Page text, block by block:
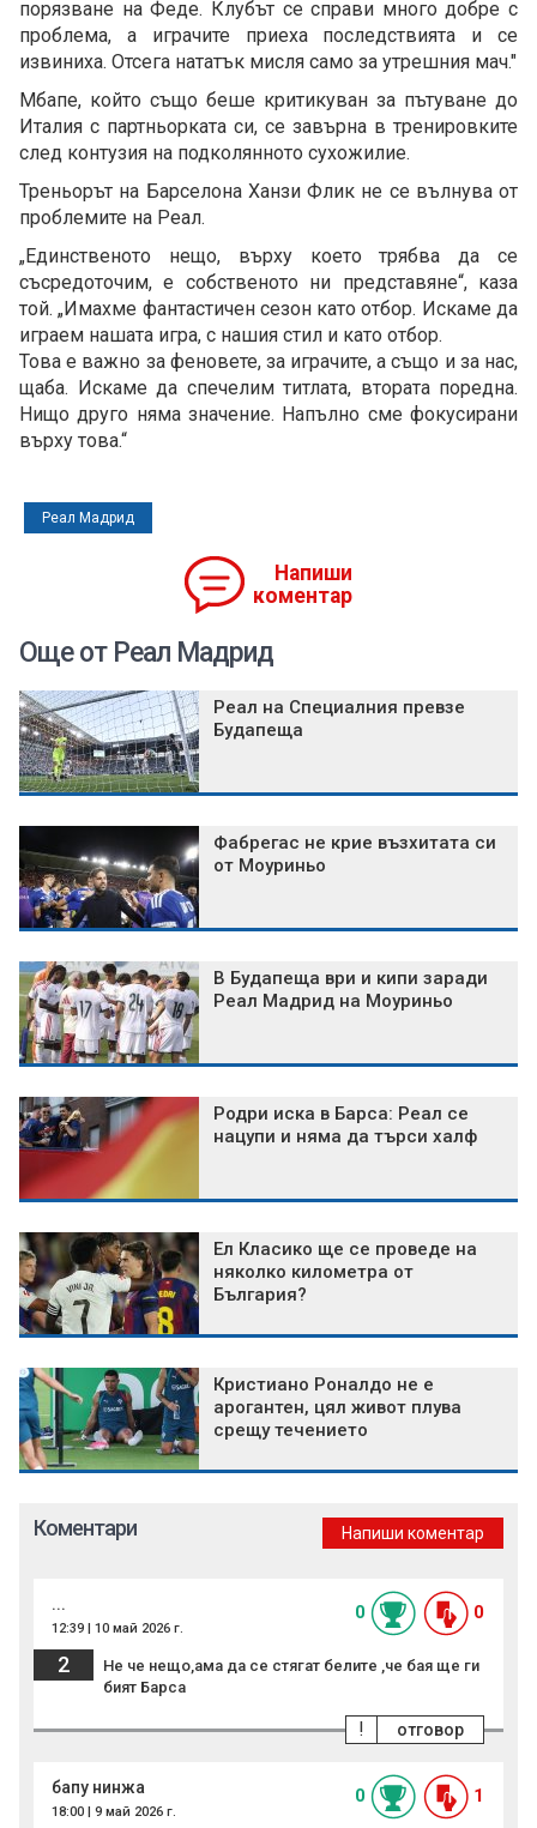
порязване на Феде. Клубът се справи много добре с
проблема, а играчите приеха последствията и се
извиниха. Отсега нататък мисля само за утрешния мач."
Мбапе, който също беше критикуван за пътуване до
Италия с партньорката си, се завърна в тренировките
след контузия на подколянното сухожилие.
Треньорът на Барселона Ханзи Флик не се вълнува от
проблемите на Реал.
„Единственото нещо, върху което трябва да се
съсредоточим, е собственото ни представяне“, каза
той. „Имахме фантастичен сезон като отбор. Искаме да
играем нашата игра, с нашия стил и като отбор.
Това е важно за феновете, за играчите, а също и за нас,
щаба. Искаме да спечелим титлата, втората поредна.
Нищо друго няма значение. Напълно сме фокусирани
върху това.“
Реал Мадрид
Напиши
коментар
Още от Реал Мадрид
Реал на Специалния превзе
Будапеща
Фабрегас не крие възхитата си
от Моуриньо
В Будапеща ври и кипи заради
Реал Мадрид на Моуриньо
Родри иска в Барса: Реал се
нацупи и няма да търси халф
Ел Класико ще се проведе на
няколко километра от
България?
Кристиано Роналдо не е
арогантен, цял живот плува
срещу течението
Коментари Напиши коментар
...
12:39 | 10 май 2026 г.
0 0
2
Не че нещо,ама да се стягат белите ,че бая ще ги
бият Барса
отговор
!
бапу нинжа
18:00 | 9 май 2026 г.
0 1